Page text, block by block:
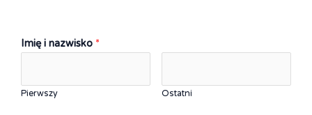
Imię i nazwisko *
Pierwszy Ostatni